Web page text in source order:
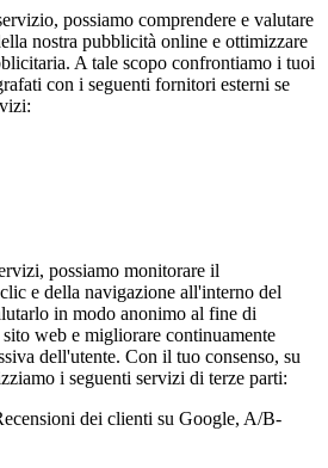
possiamo comprendere e valutare
nostra pubblicità online e ottimizzare
A tale scopo confrontiamo i tuoi
con i seguenti fornitori esterni se
possiamo monitorare il
e della navigazione all'interno del
in modo anonimo al fine di
web e migliorare continuamente
dell'utente. Con il tuo consenso, su
i seguenti servizi di terze parti:
dei clienti su Google, A/B-